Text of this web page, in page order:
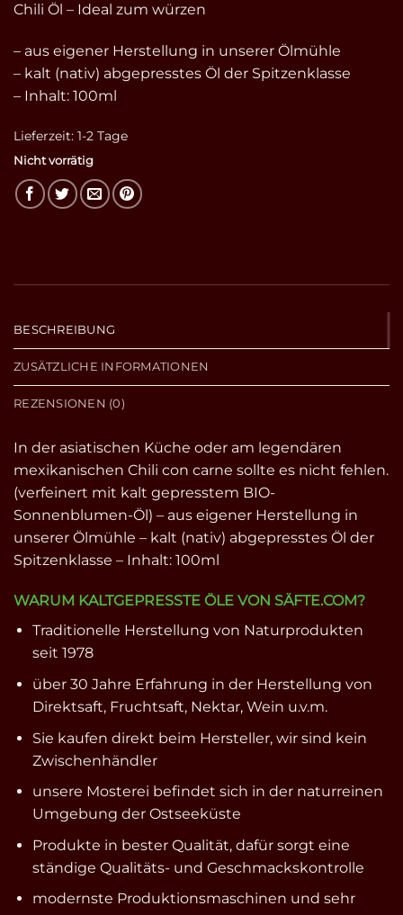
Chili Öl – Ideal zum würzen
– aus eigener Herstellung in unserer Ölmühle
– kalt (nativ) abgepresstes Öl der Spitzenklasse
– Inhalt: 100ml
Lieferzeit: 1-2 Tage
Nicht vorrätig
BESCHREIBUNG
ZUSÄTZLICHE INFORMATIONEN
REZENSIONEN (0)
In der asiatischen Küche oder am legendären
mexikanischen Chili con carne sollte es nicht fehlen.
(verfeinert mit kalt gepresstem BIO-
Sonnenblumen-Öl) – aus eigener Herstellung in
unserer Ölmühle – kalt (nativ) abgepresstes Öl der
Spitzenklasse – Inhalt: 100ml
WARUM KALTGEPRESSTE ÖLE VON SÄFTE.COM?
Traditionelle Herstellung von Naturprodukten
seit 1978
über 30 Jahre Erfahrung in der Herstellung von
Direktsaft, Fruchtsaft, Nektar, Wein u.v.m.
Sie kaufen direkt beim Hersteller, wir sind kein
Zwischenhändler
unsere Mosterei befindet sich in der naturreinen
Umgebung der Ostseeküste
Produkte in bester Qualität, dafür sorgt eine
ständige Qualitäts- und Geschmackskontrolle
modernste Produktionsmaschinen und sehr